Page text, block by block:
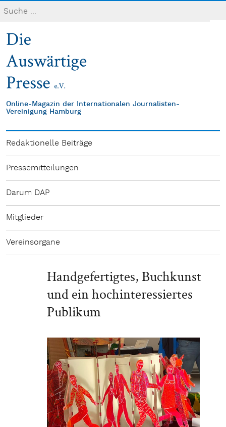
Online-Magazin der Internationalen Journalisten-
Vereinigung Hamburg
Redaktionelle Beiträge
Pressemitteilungen
Darum DAP
Mitglieder
Vereinsorgane
Handgefertigtes, Buchkunst
und ein hochinteressiertes
Publikum